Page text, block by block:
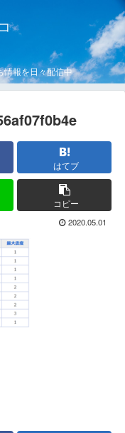
情報を日々配信中
はてブ
コピー
2020.05.01